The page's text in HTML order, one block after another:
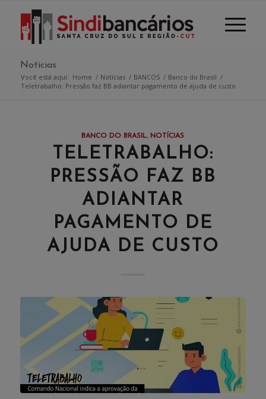
Notícias
Você está aqui: Home / Notícias / BANCOS / Banco do Brasil /
Teletrabalho: Pressão faz BB adiantar pagamento de ajuda de custo
BANCO DO BRASIL, NOTÍCIAS
TELETRABALHO:
PRESSÃO FAZ BB
ADIANTAR
PAGAMENTO DE
AJUDA DE CUSTO